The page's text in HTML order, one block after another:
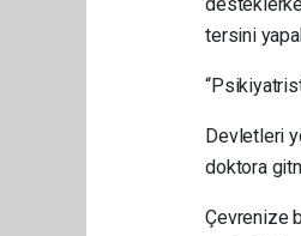
tersini
Devletleri
doktora
Çevrenize